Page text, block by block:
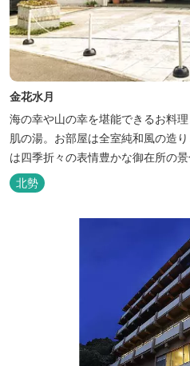
金花水月
海の幸や山の幸を堪能できるお料
肌の湯。お部屋は全室純和風の造
は四季折々の表情豊かな御在所の景
北勢